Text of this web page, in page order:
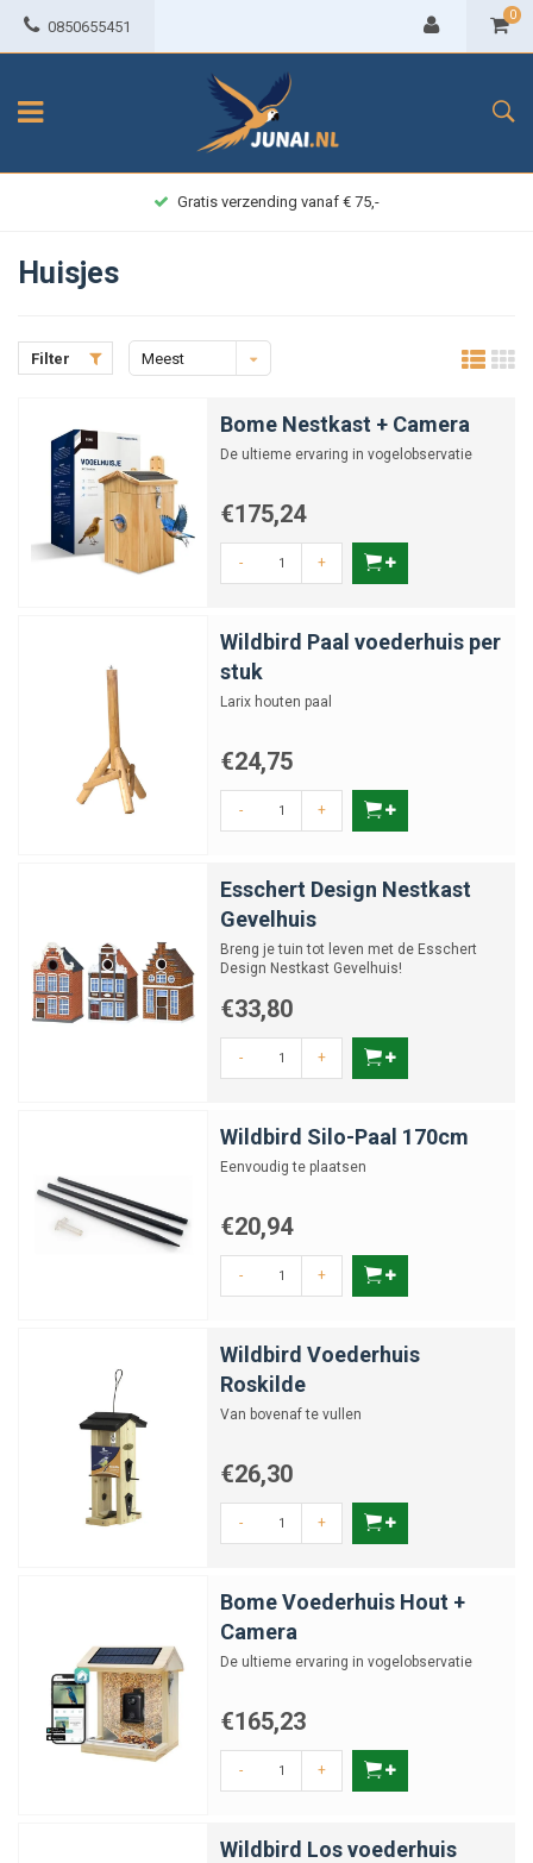
0850655451
0
Achteraf betalen
Huisjes
Filter
Meest
Bome Nestkast + Camera
De ultieme ervaring in vogelobservatie
€175,24
- +
Wildbird Paal voederhuis per
stuk
Larix houten paal
€24,75
- +
Esschert Design Nestkast
Gevelhuis
Breng je tuin tot leven met de Esschert
Design Nestkast Gevelhuis!
€33,80
- +
Wildbird Silo-Paal 170cm
Eenvoudig te plaatsen
€20,94
- +
Wildbird Voederhuis
Roskilde
Van bovenaf te vullen
€26,30
- +
Bome Voederhuis Hout +
Camera
De ultieme ervaring in vogelobservatie
€165,23
- +
Wildbird Los voederhuis